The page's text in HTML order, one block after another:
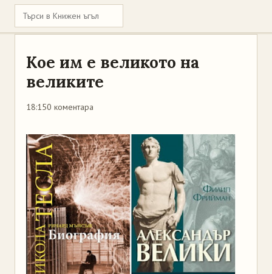
Кое им е великото на
великите
18:150 коментара